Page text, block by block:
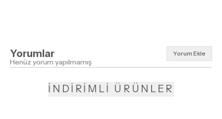
Yorumlar Yorum Ekle
Henüz yorum yapılmamış
İNDİRİMLİ ÜRÜNLER